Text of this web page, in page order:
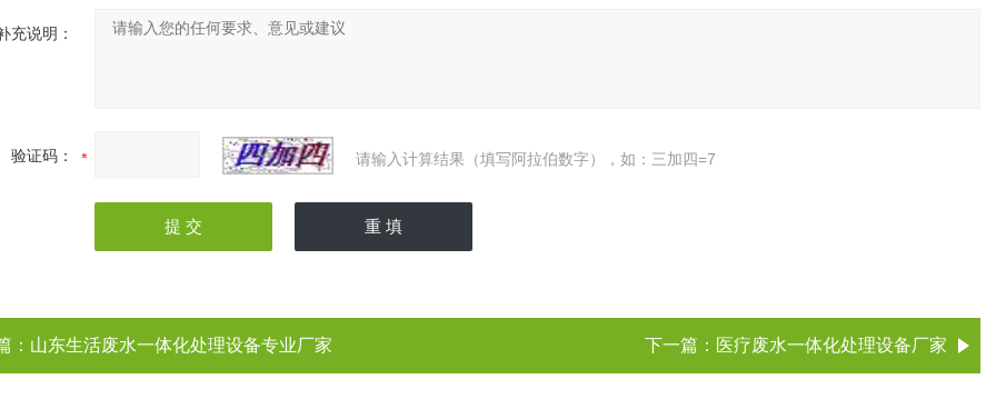
充说明：
验证码： 请输入计算结果（填写阿拉伯数字），如：三加四=7
： 山东生活废水一体化处理设备专业厂家 下一篇： 医疗废水一体化处理设备厂家